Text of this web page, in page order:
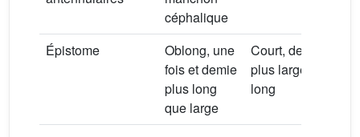
céphalique
Épistome
Oblong, une
fois et demie
plus long
que large
Court, deux fois
plus large que
long